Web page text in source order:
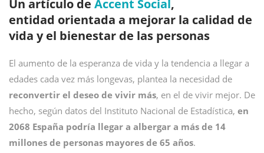
Un artículo de Accent Social,
entidad orientada a mejorar la calidad de
vida y el bienestar de las personas
El aumento de la esperanza de vida y la tendencia a llegar a
edades cada vez más longevas, plantea la necesidad de
reconvertir el deseo de vivir más, en el de vivir mejor. De
hecho, según datos del Instituto Nacional de Estadística, en
2068 España podría llegar a albergar a más de 14
millones de personas mayores de 65 años.